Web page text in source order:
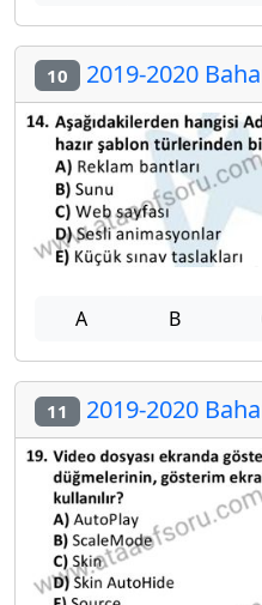
10 2019-2020
A B
11 2019-2020